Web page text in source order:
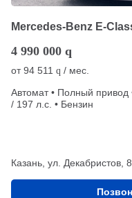
Mercedes-Benz E-
4 990 000 q
от94 511 q / мес.
Автомат • Полный привод
/ 197 л.с. • Бензин
Казань, ул. Декабристов,